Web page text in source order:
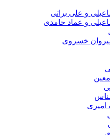
و علی براتی
و عماد حامدی
خسروی